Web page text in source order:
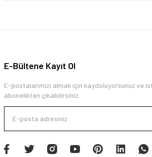
E-Bültene Kayıt Ol
E-postalarımızı almak için kaydoluyorsunuz ve
abonelikten çıkabilirsiniz.